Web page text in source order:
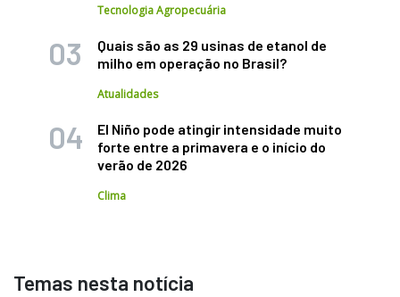
Tecnologia Agropecuária
Quais são as 29 usinas de etanol de
milho em operação no Brasil?
Atualidades
El Niño pode atingir intensidade muito
forte entre a primavera e o início do
verão de 2026
Clima
Temas nesta notícia